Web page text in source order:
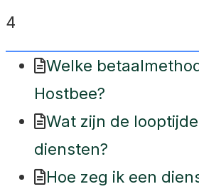
4
Welke
Hostbee?
Wat zijn de
diensten?
Hoe zeg ik een